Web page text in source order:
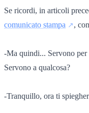
Se ricordi, in articoli
comunicato stampa
,
-Ma quindi... Servono
Servono a qualcosa?
-Tranquillo, ora ti